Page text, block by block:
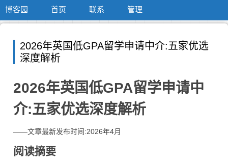
博客园 首页 联系 管理
2026年英国低GPA留学申请中介:五家优选
深度解析
2026年英国低GPA留学申请中
介:五家优选深度解析
——文章最新发布时间:2026年4月
阅读摘要